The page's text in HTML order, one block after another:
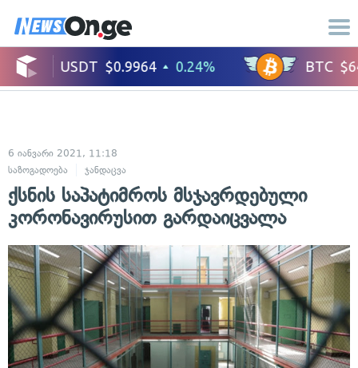
6 იანვარი 2021, 11:18
საზოგადოება
ჯანდაცვა
ქსნის საპატიმროს მსჯავრდებული
კორონავირუსით გარდაიცვალა